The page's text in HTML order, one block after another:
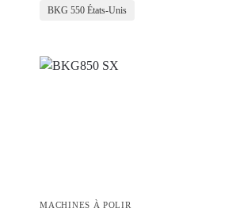
BKG 550 États-Unis
MACHINES À POLIR